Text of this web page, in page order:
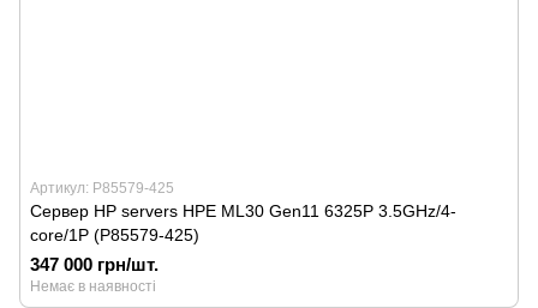
Артикул: P85579-425
Сервер HP servers HPE ML30 Gen11 6325P 3.5GHz/4-
core/1P (P85579-425)
347 000 грн/шт.
Немає в наявності